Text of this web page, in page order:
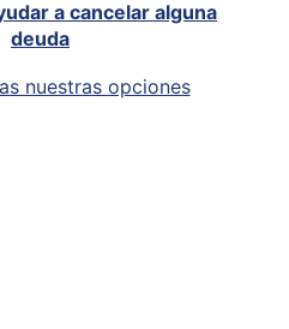
a cancelar alguna
deuda
nuestras opciones